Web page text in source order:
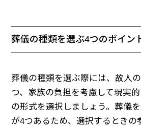
葬儀の種類を選ぶ4つのポイン
葬儀の種類を選ぶ際には、故人
つ、家族の負担を考慮して現実
の形式を選択しましょう。葬儀
が4つあるため、選択するときの